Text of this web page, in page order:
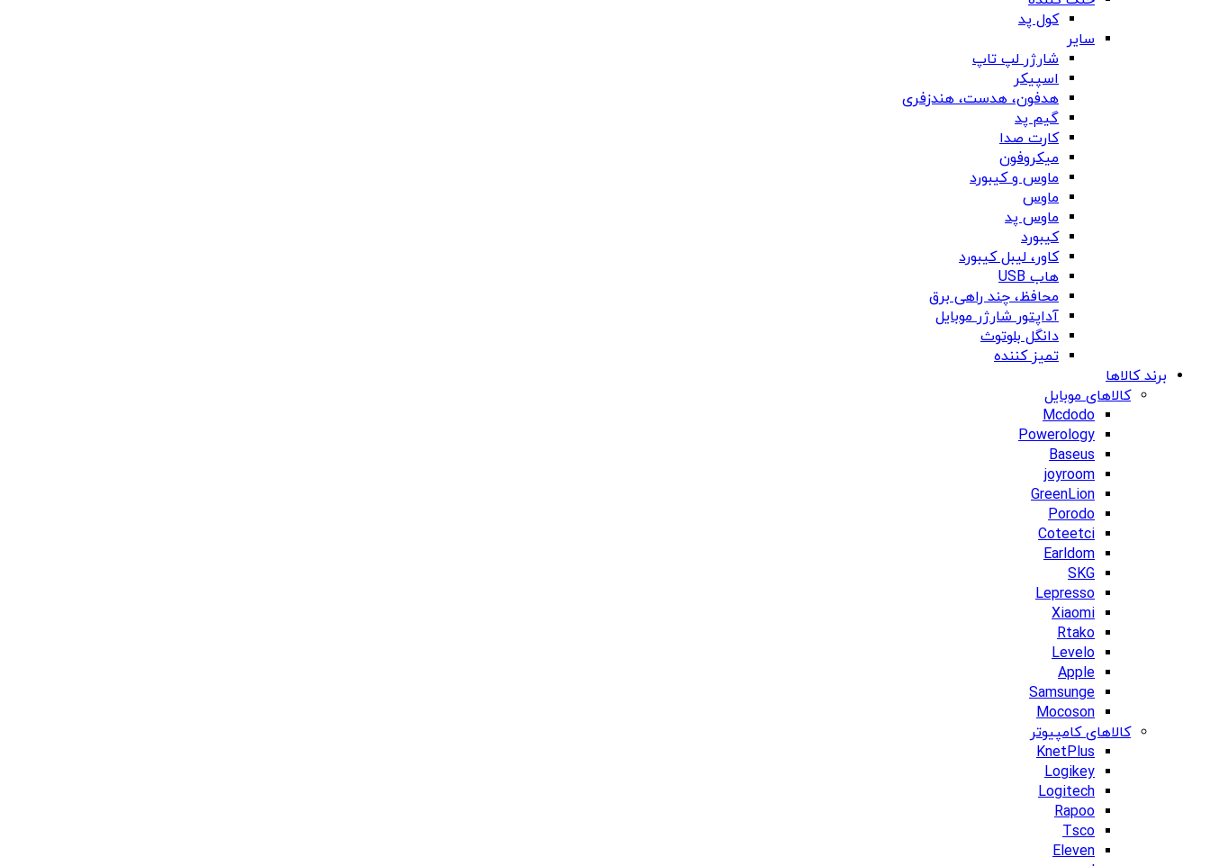
کول پد
سایر
شارژر لپ تاپ
اسپیکر
هدفون، هدست، هندزفری
گیم پد
کارت صدا
میکروفون
ماوس و کیبورد
ماوس
ماوس پد
کیبورد
کاور، لیبل کیبورد
هاب USB
محافظ، چند راهی برق
آداپتور شارژر موبایل
دانگل بلوتوث
تمیز کننده
برند کالاها
کالاهای موبایل
Mcdodo
Powerology
Baseus
joyroom
GreenLion
Porodo
Coteetci
Earldom
SKG
Lepresso
Xiaomi
Rtako
Levelo
Apple
Samsunge
Mocoson
کالاهای کامپیوتر
KnetPlus
Logikey
Logitech
Rapoo
Tsco
Eleven